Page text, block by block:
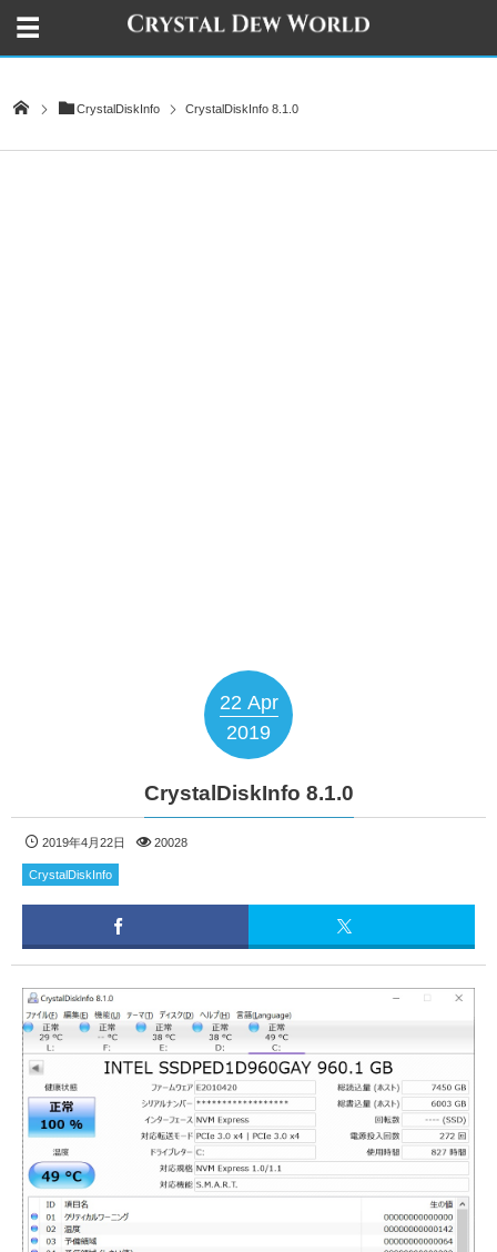
CrystalDiskInfo CrystalDiskInfo 8.1.0
22 Apr
2019
CrystalDiskInfo 8.1.0
2019年4月22日 20028
CrystalDiskInfo